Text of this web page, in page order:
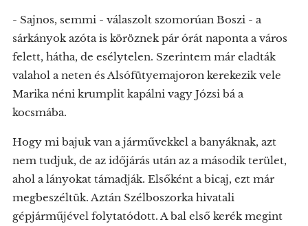
- Sajnos, semmi - válaszolt szomorúan Boszi - a
sárkányok azóta is köröznek pár órát naponta a város
felett, hátha, de esélytelen. Szerintem már eladták
valahol a neten és Alsófütyemajoron kerekezik vele
Marika néni krumplit kapálni vagy Józsi bá a
kocsmába.
Hogy mi bajuk van a járművekkel a banyáknak, azt
nem tudjuk, de az időjárás után az a második terület,
ahol a lányokat támadják. Elsőként a bicaj, ezt már
megbeszéltük. Aztán Szélboszorka hivatali
gépjárműjével folytatódott. A bal első kerék megint